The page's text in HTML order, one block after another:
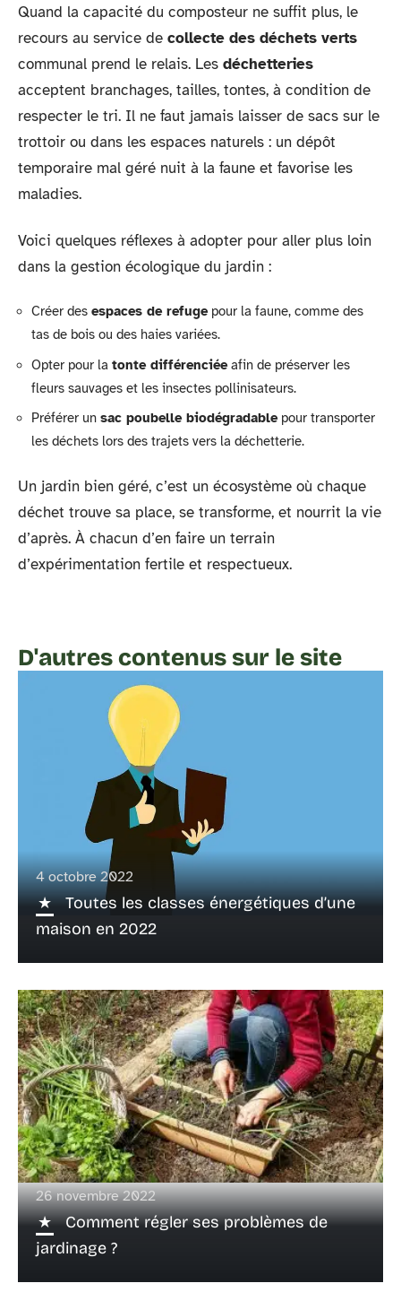
Quand la capacité du composteur ne suffit plus, le
recours au service de collecte des déchets verts
communal prend le relais. Les déchetteries
acceptent branchages, tailles, tontes, à condition de
respecter le tri. Il ne faut jamais laisser de sacs sur le
trottoir ou dans les espaces naturels : un dépôt
temporaire mal géré nuit à la faune et favorise les
maladies.
Voici quelques réflexes à adopter pour aller plus loin
dans la gestion écologique du jardin :
Créer des espaces de refugepour la faune, comme des
tas de bois ou des haies variées.
Opter pour la tonte différenciéeafin de préserver les
fleurs sauvages et les insectes pollinisateurs.
Préférer un sac poubelle biodégradablepour transporter
les déchets lors des trajets vers la déchetterie.
Un jardin bien géré, c’est un écosystème où chaque
déchet trouve sa place, se transforme, et nourrit la vie
d’après. À chacun d’en faire un terrain
d’expérimentation fertile et respectueux.
D'autres contenus sur le site
4 octobre 2022
Toutes les classes énergétiques d’une
maison en 2022
26 novembre 2022
Comment régler ses problèmes de
jardinage ?